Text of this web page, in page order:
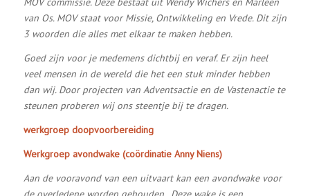
van Os. MOV staat voor Missie, Ontwikkeling en Vrede. Dit zijn
3 woorden die alles met elkaar te maken hebben.
Goed zijn voor je medemens dichtbij en veraf. Er zijn heel
veel mensen in de wereld die het een stuk minder hebben
dan wij. Door projecten van Adventsactie en de Vastenactie te
steunen proberen wij ons steentje bij te dragen.
werkgroep doopvoorbereiding
Werkgroep avondwake (coördinatie Anny Niens)
Aan de vooravond van een uitvaart kan een avondwake voor